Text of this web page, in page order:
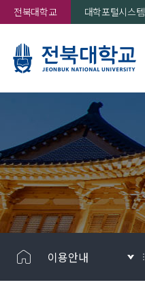
전북대학교 대학포털시스템
이용안내